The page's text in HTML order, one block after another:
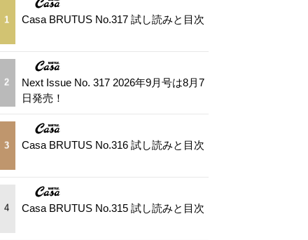
1 Casa BRUTUS No.317 試し読みと目次
2
Next Issue No. 317 2026年9月号は8月7
日発売！
3 Casa BRUTUS No.316 試し読みと目次
4 Casa BRUTUS No.315 試し読みと目次